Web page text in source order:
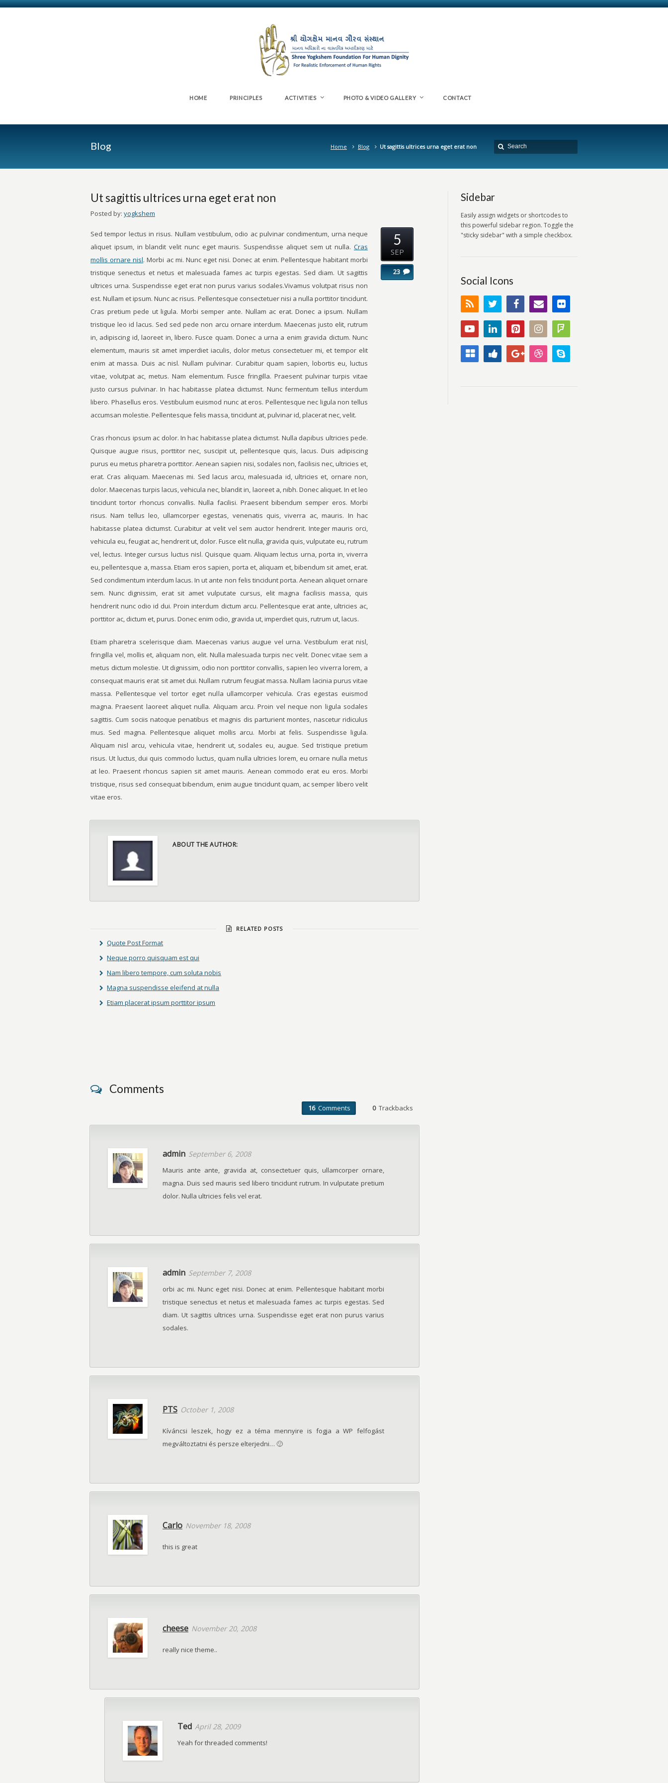
HOME PRINCIPLES ACTIVITIES PHOTO & VIDEO GALLERY CONTACT
Blog Home Blog Ut sagittis ultrices urna eget erat non
Ut sagittis ultrices urna eget erat non
Posted by: yogkshem
Sed tempor lectus in risus. Nullam vestibulum, odio ac pulvinar condimentum, urna neque
aliquet ipsum, in blandit velit nunc eget mauris. Suspendisse aliquet sem ut nulla. Cras
mollis ornare nisl. Morbi ac mi. Nunc eget nisi. Donec at enim. Pellentesque habitant morbi
tristique senectus et netus et malesuada fames ac turpis egestas. Sed diam. Ut sagittis
ultrices urna. Suspendisse eget erat non purus varius sodales.Vivamus volutpat risus non
est. Nullam et ipsum. Nunc ac risus. Pellentesque consectetuer nisi a nulla porttitor tincidunt.
Cras pretium pede ut ligula. Morbi semper ante. Nullam ac erat. Donec a ipsum. Nullam
tristique leo id lacus. Sed sed pede non arcu ornare interdum. Maecenas justo elit, rutrum
in, adipiscing id, laoreet in, libero. Fusce quam. Donec a urna a enim gravida dictum. Nunc
elementum, mauris sit amet imperdiet iaculis, dolor metus consectetuer mi, et tempor elit
enim at massa. Duis ac nisl. Nullam pulvinar. Curabitur quam sapien, lobortis eu, luctus
vitae, volutpat ac, metus. Nam elementum. Fusce fringilla. Praesent pulvinar turpis vitae
justo cursus pulvinar. In hac habitasse platea dictumst. Nunc fermentum tellus interdum
libero. Phasellus eros. Vestibulum euismod nunc at eros. Pellentesque nec ligula non tellus
accumsan molestie. Pellentesque felis massa, tincidunt at, pulvinar id, placerat nec, velit.
Cras rhoncus ipsum ac dolor. In hac habitasse platea dictumst. Nulla dapibus ultricies pede.
Quisque augue risus, porttitor nec, suscipit ut, pellentesque quis, lacus. Duis adipiscing
purus eu metus pharetra porttitor. Aenean sapien nisi, sodales non, facilisis nec, ultricies et,
erat. Cras aliquam. Maecenas mi. Sed lacus arcu, malesuada id, ultricies et, ornare non,
dolor. Maecenas turpis lacus, vehicula nec, blandit in, laoreet a, nibh. Donec aliquet. In et leo
tincidunt tortor rhoncus convallis. Nulla facilisi. Praesent bibendum semper eros. Morbi
risus. Nam tellus leo, ullamcorper egestas, venenatis quis, viverra ac, mauris. In hac
habitasse platea dictumst. Curabitur at velit vel sem auctor hendrerit. Integer mauris orci,
vehicula eu, feugiat ac, hendrerit ut, dolor. Fusce elit nulla, gravida quis, vulputate eu, rutrum
vel, lectus. Integer cursus luctus nisl. Quisque quam. Aliquam lectus urna, porta in, viverra
eu, pellentesque a, massa. Etiam eros sapien, porta et, aliquam et, bibendum sit amet, erat.
Sed condimentum interdum lacus. In ut ante non felis tincidunt porta. Aenean aliquet ornare
sem. Nunc dignissim, erat sit amet vulputate cursus, elit magna facilisis massa, quis
hendrerit nunc odio id dui. Proin interdum dictum arcu. Pellentesque erat ante, ultricies ac,
porttitor ac, dictum et, purus. Donec enim odio, gravida ut, imperdiet quis, rutrum ut, lacus.
Etiam pharetra scelerisque diam. Maecenas varius augue vel urna. Vestibulum erat nisl,
fringilla vel, mollis et, aliquam non, elit. Nulla malesuada turpis nec velit. Donec vitae sem a
metus dictum molestie. Ut dignissim, odio non porttitor convallis, sapien leo viverra lorem, a
consequat mauris erat sit amet dui. Nullam rutrum feugiat massa. Nullam lacinia purus vitae
massa. Pellentesque vel tortor eget nulla ullamcorper vehicula. Cras egestas euismod
magna. Praesent laoreet aliquet nulla. Aliquam arcu. Proin vel neque non ligula sodales
sagittis. Cum sociis natoque penatibus et magnis dis parturient montes, nascetur ridiculus
mus. Sed magna. Pellentesque aliquet mollis arcu. Morbi at felis. Suspendisse ligula.
Aliquam nisl arcu, vehicula vitae, hendrerit ut, sodales eu, augue. Sed tristique pretium
risus. Ut luctus, dui quis commodo luctus, quam nulla ultricies lorem, eu ornare nulla metus
at leo. Praesent rhoncus sapien sit amet mauris. Aenean commodo erat eu eros. Morbi
tristique, risus sed consequat bibendum, enim augue tincidunt quam, ac semper libero velit
vitae eros.
5
SEP
23
ABOUT THE AUTHOR:
RELATED POSTS
Quote Post Format
Neque porro quisquam est qui
Nam libero tempore, cum soluta nobis
Magna suspendisse eleifend at nulla
Etiam placerat ipsum porttitor ipsum
Comments
16Comments 0Trackbacks
admin September 6, 2008
Mauris ante ante, gravida at, consectetuer quis, ullamcorper ornare,
magna. Duis sed mauris sed libero tincidunt rutrum. In vulputate pretium
dolor. Nulla ultricies felis vel erat.
admin September 7, 2008
orbi ac mi. Nunc eget nisi. Donec at enim. Pellentesque habitant morbi
tristique senectus et netus et malesuada fames ac turpis egestas. Sed
diam. Ut sagittis ultrices urna. Suspendisse eget erat non purus varius
sodales.
PTS October 1, 2008
Kíváncsi leszek, hogy ez a téma mennyire is fogja a WP felfogást
megváltoztatni és persze elterjedni… 🙂
Carlo November 18, 2008
this is great
cheese November 20, 2008
really nice theme..
Ted April 28, 2009
Yeah for threaded comments!
Sidebar
Easily assign widgets or shortcodes to
this powerful sidebar region. Toggle the
"sticky sidebar" with a simple checkbox.
Social Icons